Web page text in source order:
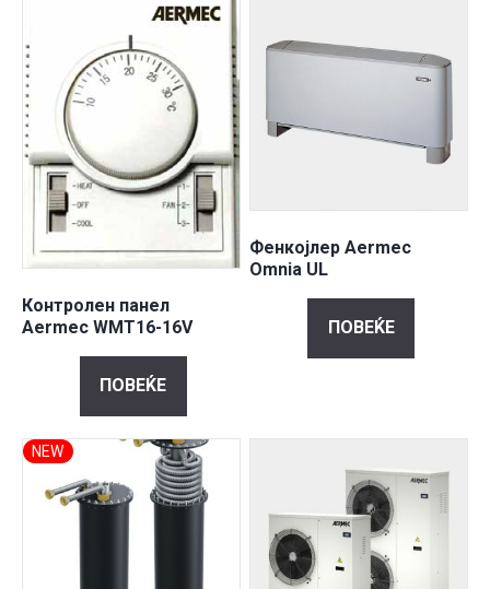
Контролен панел
Aermec WMT16-16V
ПОВЕЌЕ
Фенкојлер Aermec
Omnia UL
ПОВЕЌЕ
NEW